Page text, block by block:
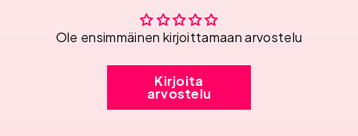
Ole ensimmäinen kirjoittamaan arvostelu
Kirjoita
arvostelu